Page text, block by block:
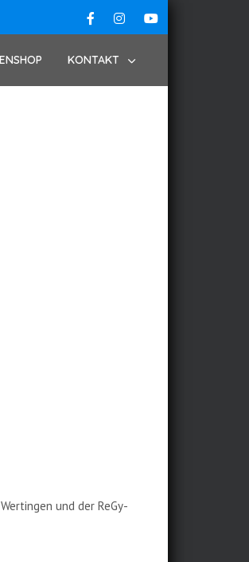
KONTAKT
und der ReGy-